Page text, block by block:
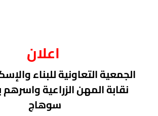
اعلان
الجمعيةالتعاونية للبناء
نقابة المهن الزراعية
سوهاج